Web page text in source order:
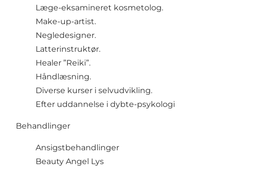
Læge-eksamineret kosmetolog.
Make-up-artist.
Negledesigner.
Latterinstruktør.
Healer ”Reiki”.
Håndlæsning.
Diverse kurser i selvudvikling.
Efter uddannelse i dybte-psykologi
Behandlinger
Ansigstbehandlinger
Beauty Angel Lys